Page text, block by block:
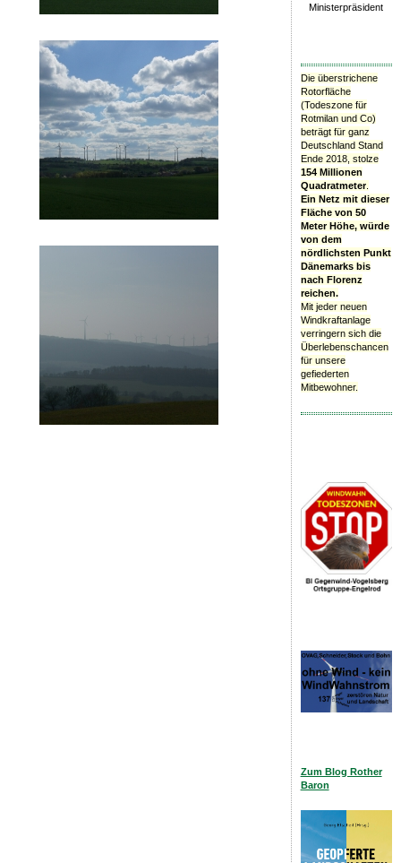
Ministerpräsident
Die überstrichene
Rotorfläche
(Todeszone für
Rotmilan und Co)
beträgt für ganz
Deutschland Stand
Ende 2018, stolze
154 Millionen
Quadratmeter.
Ein Netz mit dieser
Fläche von 50
Meter Höhe, würde
von dem
nördlichsten Punkt
Dänemarks bis
nach Florenz
reichen.
Mit jeder neuen
Windkraftanlage
verringern sich die
Überlebenschancen
für unsere
gefiederten
Mitbewohner.
Zum Blog Rother
Baron